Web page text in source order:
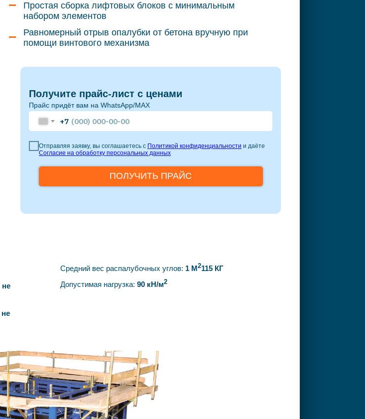
не
не
Допустимая нагрузка: 90 кН/м2
Средний вес распалубочных углов: 1 М2115 КГ
Простая сборка лифтовых блоков с минимальным
набором элементов
Получите прайс-лист с ценами
Прайс придёт вам на WhatsApp/MAX
+7
Отправляя заявку, вы соглашаетесь с Политикой конфиденциальности и даёте
Согласие на обработку персональных данных
ПОЛУЧИТЬ ПРАЙС
Равномерный отрыв опалубки от бетона вручную при
помощи винтового механизма